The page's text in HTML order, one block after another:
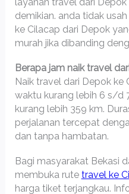
demikian. anda tidak
ke Cilacap dari Depok
murah jika dibanding
Berapa jam naik travel
Naik travel dari Depok ke
waktu kurang lebih 6 s/d
kurang lebih 359 km.
perjalanan tercepat
dan tanpa hambatan.
Bagi masyarakat Bekasi
membuka rute travel ke
harga tiket terjangkau.